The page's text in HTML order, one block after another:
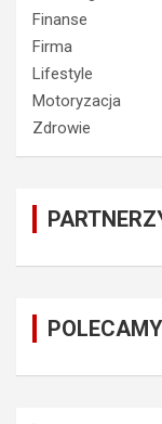
Finanse
Firma
Lifestyle
Motoryzacja
Zdrowie
POLECAMY